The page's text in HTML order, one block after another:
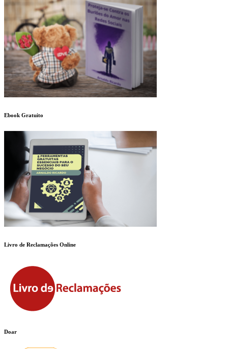
Ebook Gratuito
Livro de Reclamações Online
Doar